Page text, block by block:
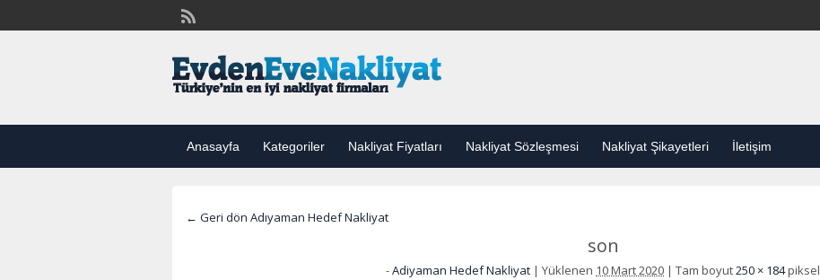
Anasayfa Kategoriler Nakliyat Fiyatları Nakliyat Sözleşmesi Nakliyat Şikayetleri İletişim
← Geri dön Adıyaman Hedef Nakliyat
son
-Adiyaman Hedef Nakliyat | Yüklenen 10 Mart 2020 | Tam boyut250 × 184piksel